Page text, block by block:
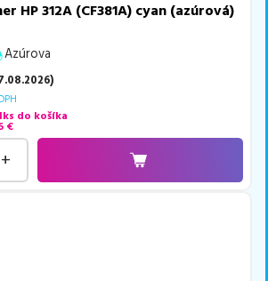
HP 312A (CF381A) cyan (azúrová)
Azúrova
)
do košíka
€
+